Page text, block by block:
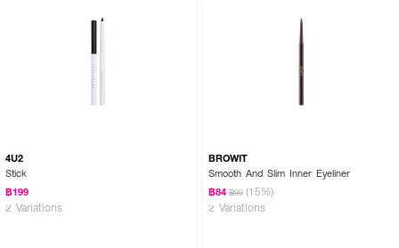
4U2
Stick
฿199
2 Variations
BROWIT
Smooth And Slim Inner Eyeliner
฿84 ฿99 (15%)
2 Variations